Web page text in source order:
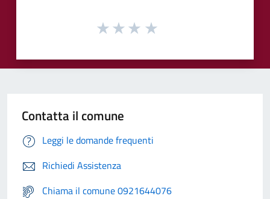
Contatta il comune
Leggi le domande frequenti
Richiedi Assistenza
Chiama il comune 0921644076